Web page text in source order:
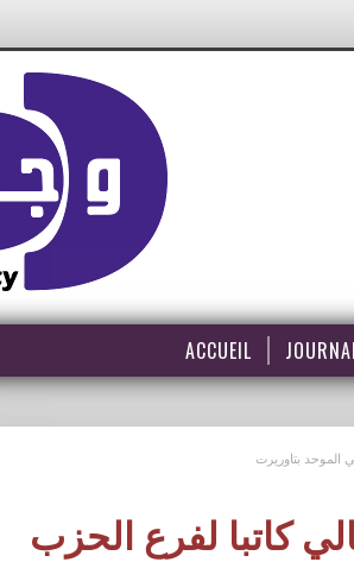
ACCUEIL
الموحد بتاوريرت
كاتبا لفرع الحزب